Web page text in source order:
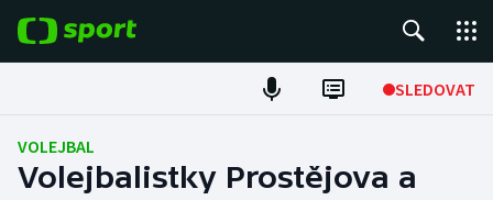
SLEDOVAT
Fotbal
Hokej
VOLEJBAL
Volejbalistky Prostějova a